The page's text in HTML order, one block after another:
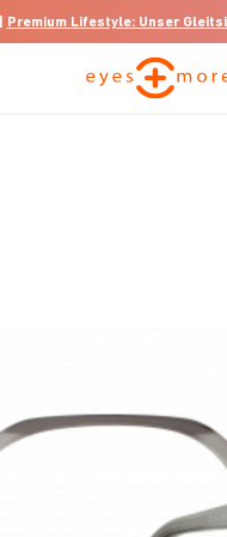
Premium Lifestyle: Unser